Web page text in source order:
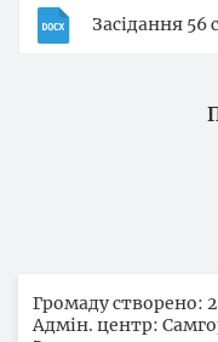
Засідання 56
Громаду створено:
Адмін. центр: